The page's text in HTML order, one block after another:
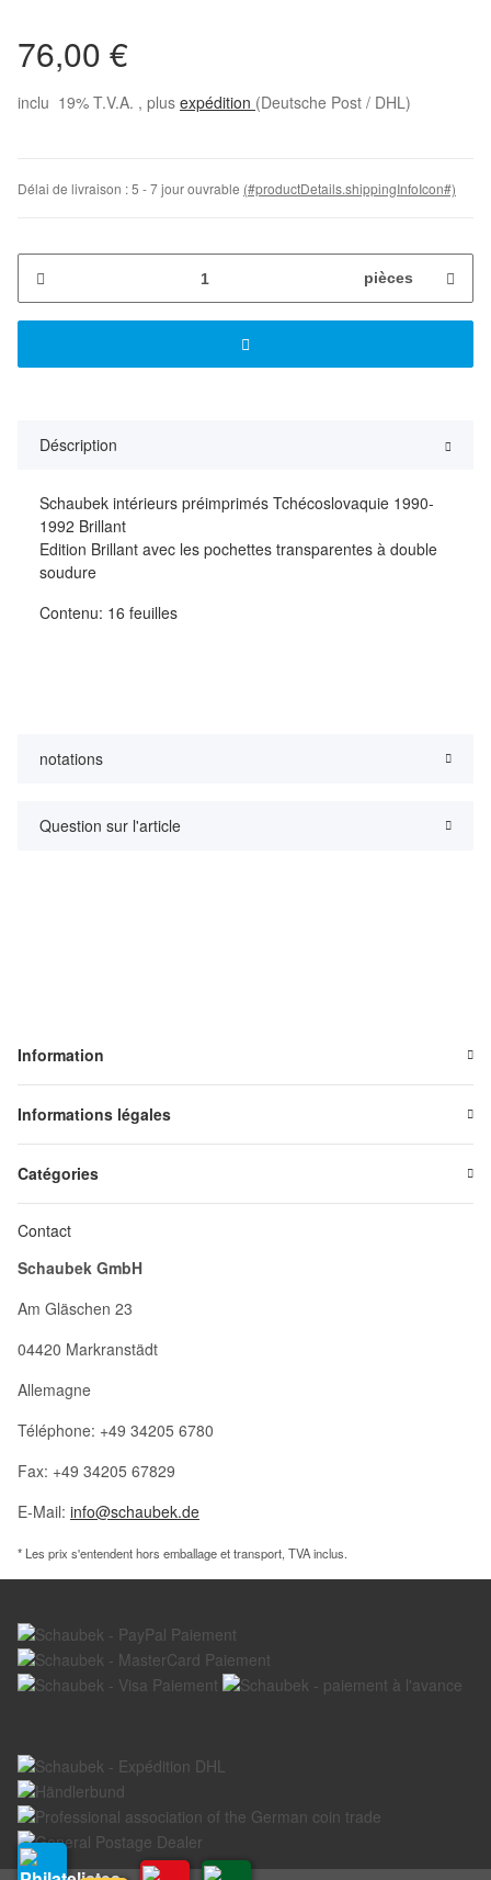
76,00 €
inclu 19% T.V.A. , plus expédition (Deutsche Post / DHL)
Délai de livraison :5 - 7 jour ouvrable (#productDetails.shippingInfoIcon#)
pièces
Déscription
Schaubek intérieurs préimprimés Tchécoslovaquie 1990-
1992 Brillant
Edition Brillant avec les pochettes transparentes à double
soudure
Contenu: 16 feuilles
notations
Question sur l'article
Information
Informations légales
Catégories
Contact
Schaubek GmbH
Am Gläschen 23
04420 Markranstädt
Allemagne
Téléphone: +49 34205 6780
Fax: +49 34205 67829
E-Mail: info@schaubek.de
* Les prix s'entendent hors emballage et transport, TVA inclus.